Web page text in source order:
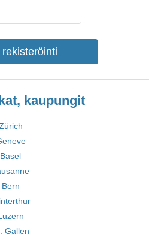
kaupungit
Basel
Bern
Gallen